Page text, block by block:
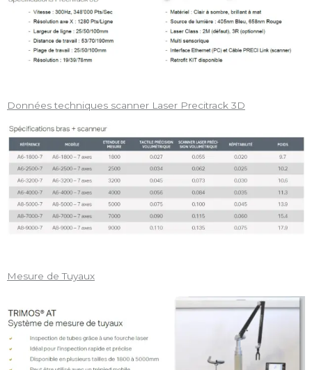
Données techniques scanner Laser Precitrack 3D
Mesure de Tuyaux